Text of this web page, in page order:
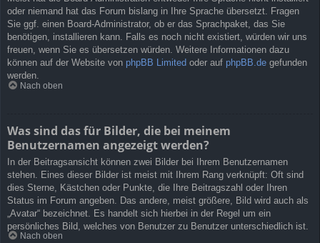
oder niemand hat das Forum bislang in Ihre Sprache übersetzt. Fragen
Sie ggf. einen Board-Administrator, ob er das Sprachpaket, das Sie
benötigen, installieren kann. Falls es noch nicht existiert, würden wir uns
freuen, wenn Sie es übersetzen würden. Weitere Informationen dazu
können auf der Website von phpBB Limited oder auf phpBB.de gefunden
werden.
Nach oben
Was sind das für Bilder, die bei meinem
Benutzernamen angezeigt werden?
In der Beitragsansicht können zwei Bilder bei Ihrem Benutzernamen
stehen. Eines dieser Bilder ist meist mit Ihrem Rang verknüpft: Oft sind
dies Sterne, Kästchen oder Punkte, die Ihre Beitragszahl oder Ihren
Status im Forum angeben. Das andere, meist größere, Bild wird auch als
„Avatar“ bezeichnet. Es handelt sich hierbei in der Regel um ein
persönliches Bild, welches von Benutzer zu Benutzer unterschiedlich ist.
Nach oben